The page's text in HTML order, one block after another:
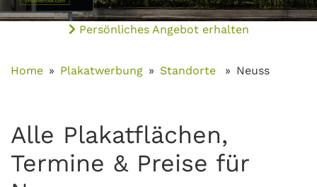
Persönliches Angebot erhalten
Home Plakatwerbung Standorte Neuss
Alle Plakatflächen,
Termine & Preise für